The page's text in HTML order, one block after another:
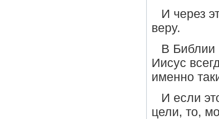
И через
веру.
В Библии
Иисус
именно
И если
цели, то,